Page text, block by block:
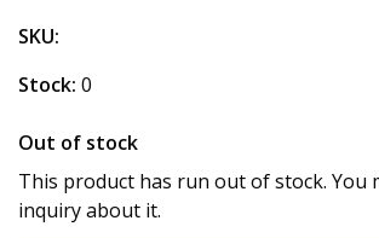
SKU:
Stock: 0
Out of stock
This product has run out of stock. You
inquiry about it.